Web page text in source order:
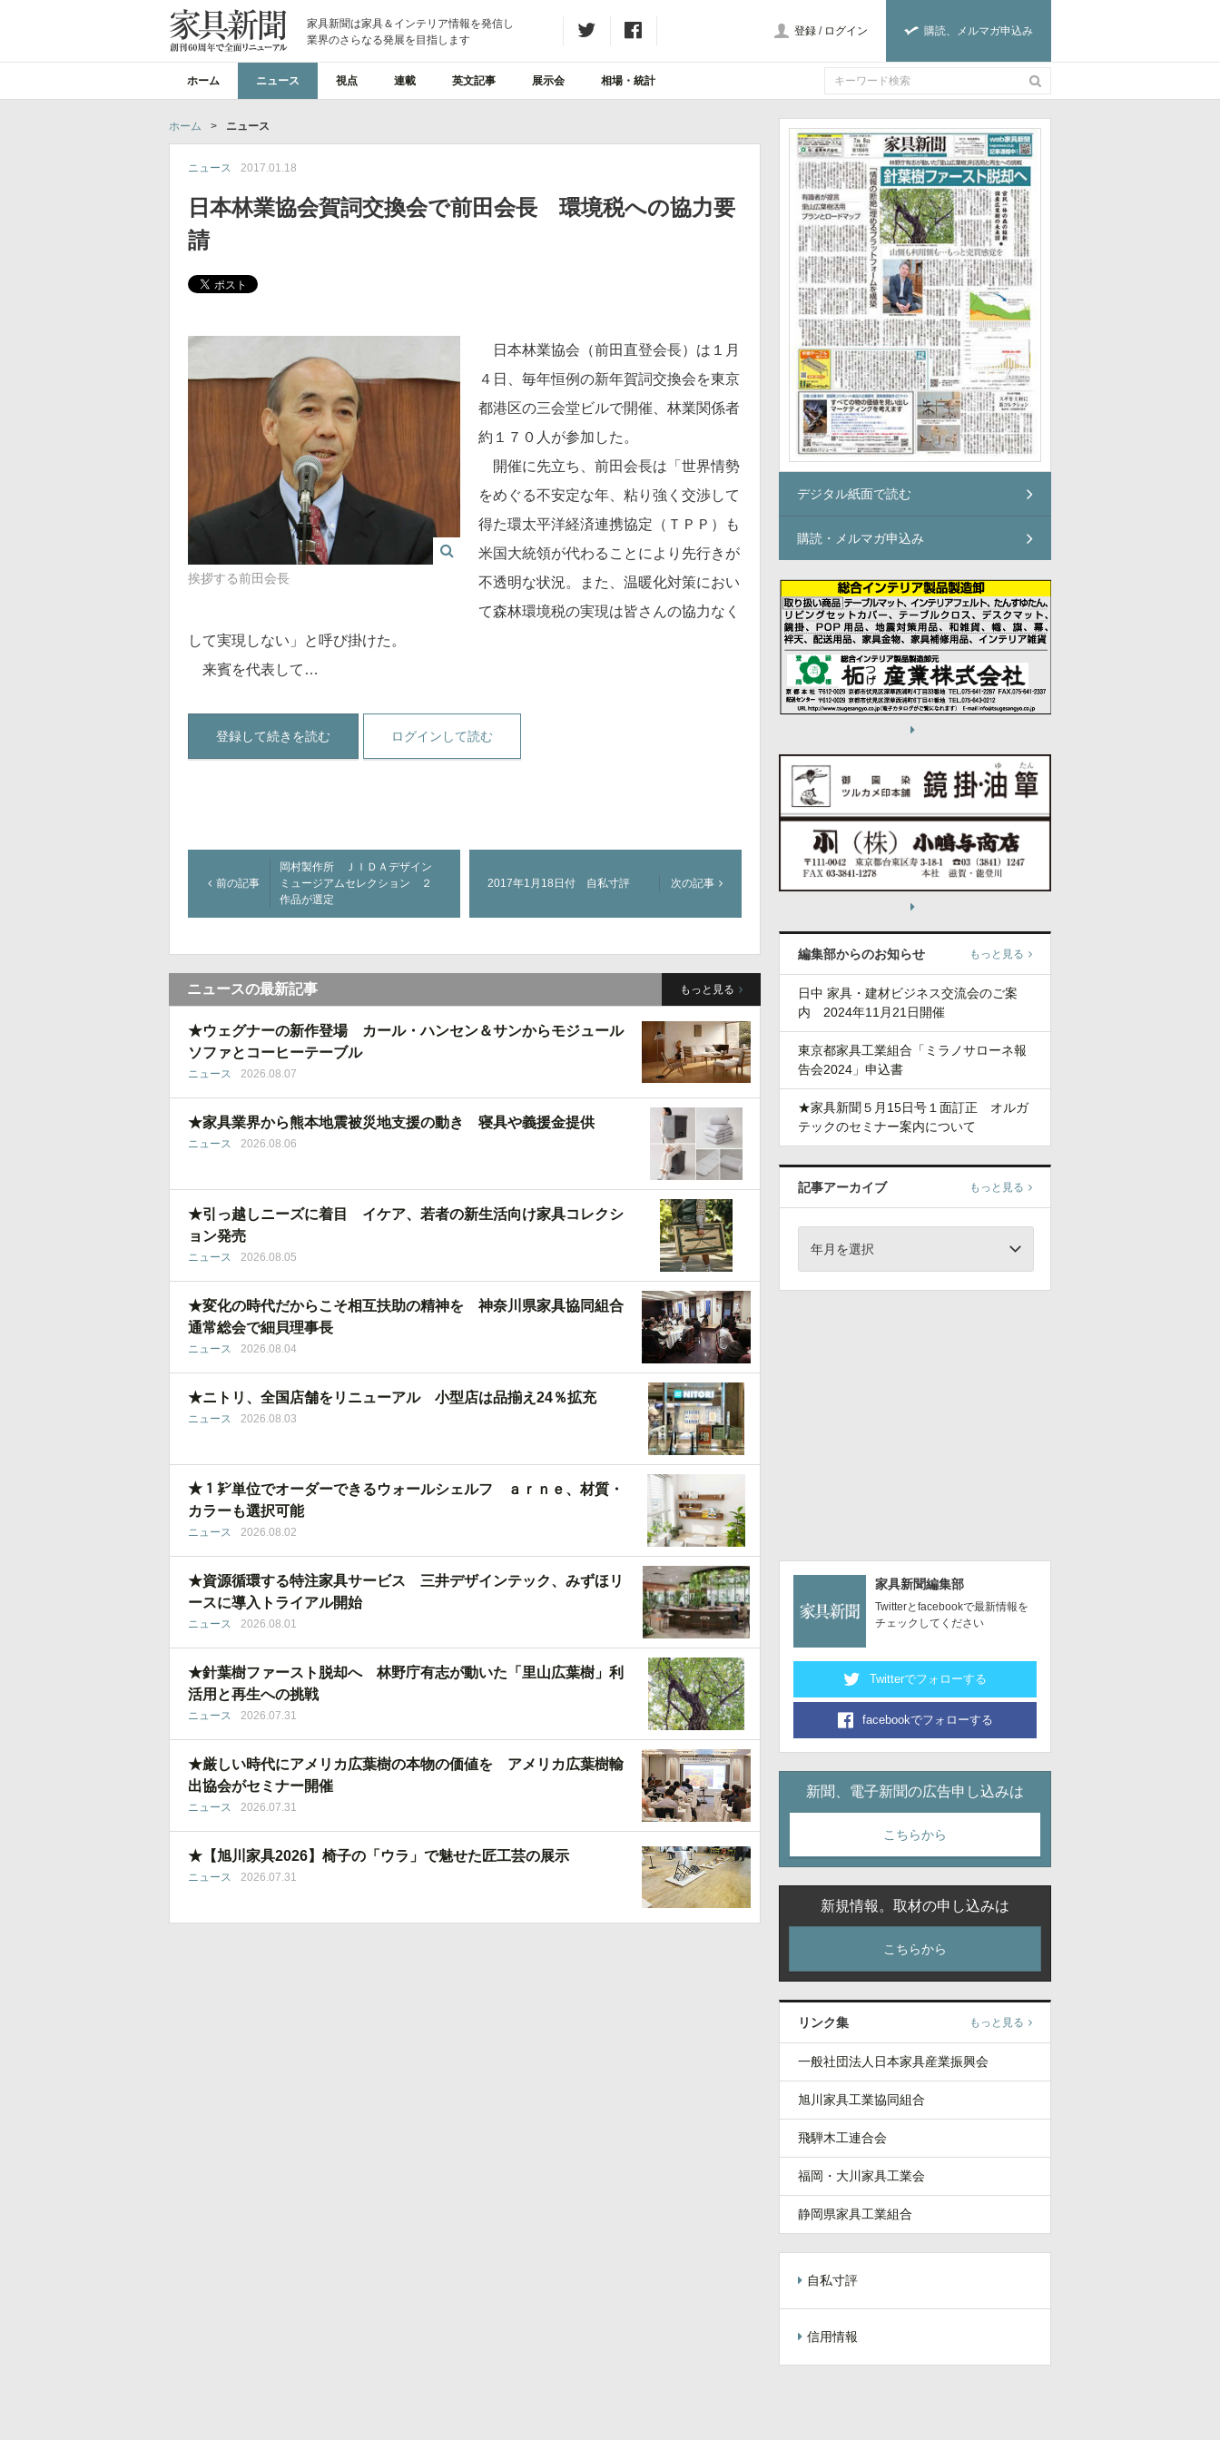
家具新聞は家具＆インテリア情報を発信し
業界のさらなる発展を目指します
購読、メルマガ申込み
登録 / ログイン
ホーム ニュース 視点 連載 英文記事 展示会 相場・統計
ホーム > ニュース
ニュース 2017.01.18
日本林業協会賀詞交換会で前田会長 環境税への協力要
請
挨拶する前田会長
日本林業協会（前田直登会長）は１月
４日、毎年恒例の新年賀詞交換会を東京
都港区の三会堂ビルで開催、林業関係者
約１７０人が参加した。
開催に先立ち、前田会長は「世界情勢
をめぐる不安定な年、粘り強く交渉して
得た環太平洋経済連携協定（ＴＰＰ）も
米国大統領が代わることにより先行きが
不透明な状況。また、温暖化対策におい
て森林環境税の実現は皆さんの協力なく
して実現しない」と呼び掛けた。
来賓を代表して…
登録して続きを読む ログインして読む
前の記事
岡村製作所 ＪＩＤＡデザイン
ミュージアムセレクション ２
作品が選定
2017年1月18日付 自私寸評 次の記事
ニュースの最新記事 もっと見る
★ウェグナーの新作登場 カール・ハンセン＆サンからモジュール
ソファとコーヒーテーブル
ニュース 2026.08.07
★家具業界から熊本地震被災地支援の動き 寝具や義援金提供
ニュース 2026.08.06
★引っ越しニーズに着目 イケア、若者の新生活向け家具コレクシ
ョン発売
ニュース 2026.08.05
★変化の時代だからこそ相互扶助の精神を 神奈川県家具協同組合
通常総会で細貝理事長
ニュース 2026.08.04
★ニトリ、全国店舗をリニューアル 小型店は品揃え24％拡充
ニュース 2026.08.03
★１㌢単位でオーダーできるウォールシェルフ ａｒｎｅ、材質・
カラーも選択可能
ニュース 2026.08.02
★資源循環する特注家具サービス 三井デザインテック、みずほリ
ースに導入トライアル開始
ニュース 2026.08.01
★針葉樹ファースト脱却へ 林野庁有志が動いた「里山広葉樹」利
活用と再生への挑戦
ニュース 2026.07.31
★厳しい時代にアメリカ広葉樹の本物の価値を アメリカ広葉樹輸
出協会がセミナー開催
ニュース 2026.07.31
★【旭川家具2026】椅子の「ウラ」で魅せた匠工芸の展示
ニュース 2026.07.31
デジタル紙面で読む
購読・メルマガ申込み
編集部からのお知らせ もっと見る
日中 家具・建材ビジネス交流会のご案
内 2024年11月21日開催
東京都家具工業組合「ミラノサローネ報
告会2024」申込書
★家具新聞５月15日号１面訂正 オルガ
テックのセミナー案内について
記事アーカイブ もっと見る
年月を選択
家具新聞編集部
Twitterとfacebookで最新情報を
チェックしてください
Twitterでフォローする
facebookでフォローする
新聞、電子新聞の広告申し込みは
こちらから
新規情報。取材の申し込みは
こちらから
リンク集 もっと見る
一般社団法人日本家具産業振興会
旭川家具工業協同組合
飛騨木工連合会
福岡・大川家具工業会
静岡県家具工業組合
自私寸評
信用情報